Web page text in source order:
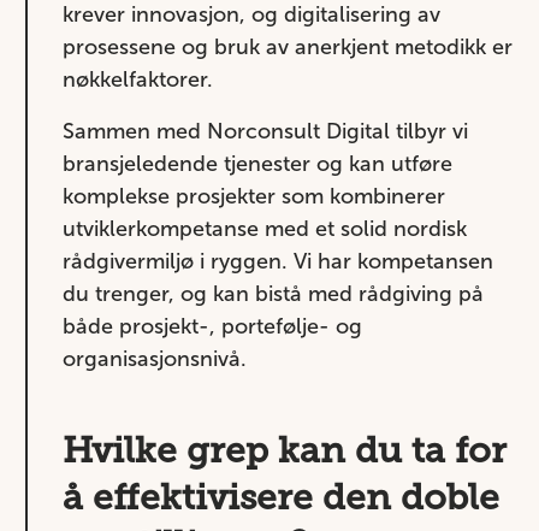
krever innovasjon, og digitalisering av
prosessene og bruk av anerkjent metodikk er
nøkkelfaktorer.
Sammen med Norconsult Digital tilbyr vi
bransjeledende tjenester og kan utføre
komplekse prosjekter som kombinerer
utviklerkompetanse med et solid nordisk
rådgivermiljø i ryggen. Vi har kompetansen
du trenger, og kan bistå med rådgiving på
både prosjekt-, portefølje- og
organisasjonsnivå.
Hvilke grep kan du ta for
å effektivisere den doble